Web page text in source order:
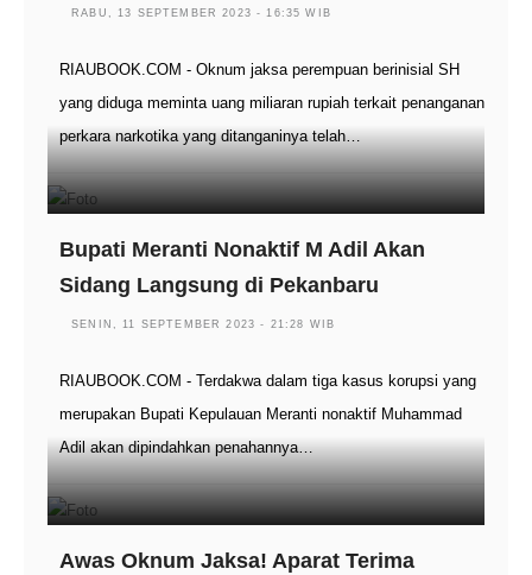
RABU, 13 SEPTEMBER 2023 - 16:35 WIB
RIAUBOOK.COM - Oknum jaksa perempuan berinisial SH
yang diduga meminta uang miliaran rupiah terkait penanganan
perkara narkotika yang ditanganinya telah…
Bupati Meranti Nonaktif M Adil Akan
Sidang Langsung di Pekanbaru
SENIN, 11 SEPTEMBER 2023 - 21:28 WIB
RIAUBOOK.COM - Terdakwa dalam tiga kasus korupsi yang
merupakan Bupati Kepulauan Meranti nonaktif Muhammad
Adil akan dipindahkan penahannya…
Awas Oknum Jaksa! Aparat Terima